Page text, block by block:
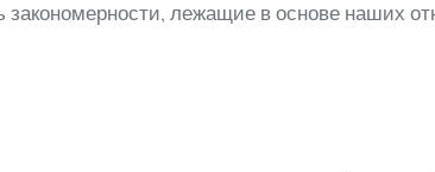
лежащие в основе наших